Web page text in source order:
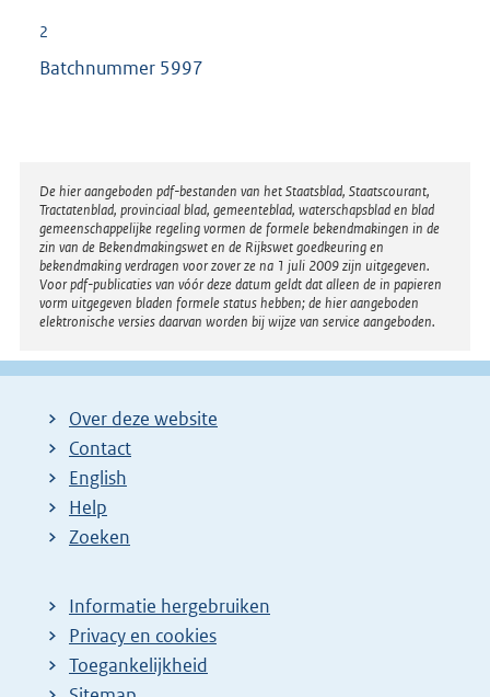
2
Batchnummer 5997
Disclaimer
De hier aangeboden pdf-bestanden van het Staatsblad, Staatscourant,
Tractatenblad, provinciaal blad, gemeenteblad, waterschapsblad en blad
gemeenschappelijke regeling vormen de formele bekendmakingen in de
zin van de Bekendmakingswet en de Rijkswet goedkeuring en
bekendmaking verdragen voor zover ze na 1 juli 2009 zijn uitgegeven.
Voor pdf-publicaties van vóór deze datum geldt dat alleen de in papieren
vorm uitgegeven bladen formele status hebben; de hier aangeboden
elektronische versies daarvan worden bij wijze van service aangeboden.
Over deze website
Contact
English
Help
Zoeken
Informatie hergebruiken
Privacy en cookies
Toegankelijkheid